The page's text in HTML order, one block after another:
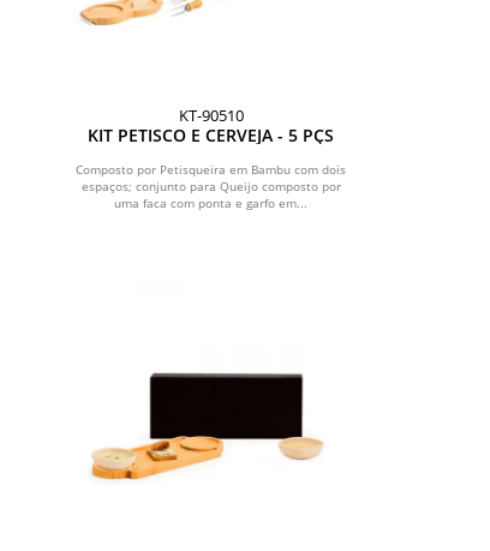
KT-90510
KIT PETISCO E CERVEJA - 5 PÇS
Composto por Petisqueira em Bambu com dois
espaços; conjunto para Queijo composto por
uma faca com ponta e garfo em...